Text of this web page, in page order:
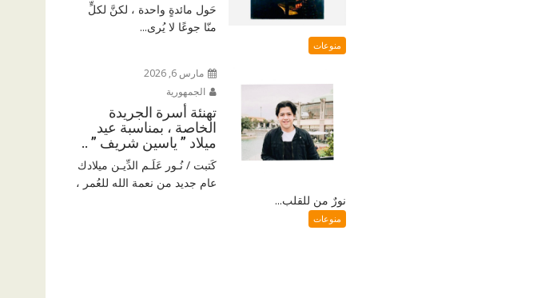
حَول مائدةٍ واحدة ، لكنَّ لكلٍّ
منّا جوعًا لا يُرى...
منوعات
مارس 6, 2026
الجمهورية
تهنئة أسرة الجريدة
الخاصة ، بمناسبة عيد
ميلاد ” ياسين شريف ” ..
كَتبت / نُـور عَلَـم الدِّيـن ميلادك
عام جديد من نعمة الله للعُمر ،
نورٌ من للقلب...
منوعات